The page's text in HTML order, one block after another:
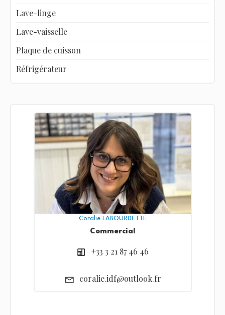
Lave-linge
Lave-vaisselle
Plaque de cuisson
Réfrigérateur
Coralie LABOURDETTE
Commercial
+33 3 21 87 46 46
coralie.idf@outlook.fr